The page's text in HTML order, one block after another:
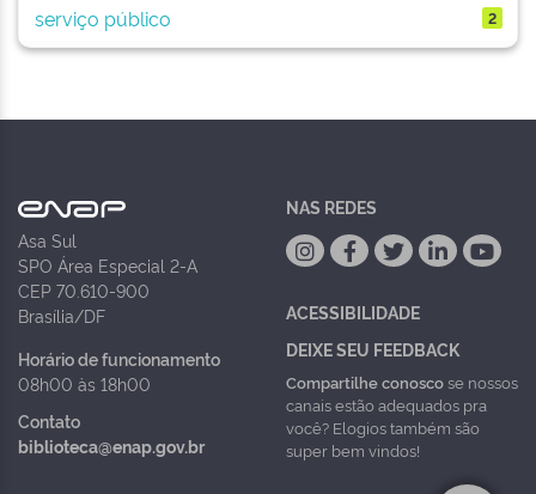
serviço público 2
Asa Sul
SPO Área Especial 2-A
CEP 70.610-900
Brasília/DF
Horário de funcionamento
08h00 às 18h00
Contato
biblioteca@enap.gov.br
NAS REDES
ACESSIBILIDADE
DEIXE SEU FEEDBACK
Compartilhe conoscose nossos
canais estão adequados pra
você? Elogios também são
super bem vindos!